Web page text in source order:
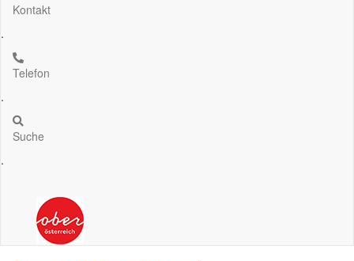
Kontakt
.
Telefon
.
Suche
.